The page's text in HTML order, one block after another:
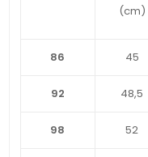
(cm)
86 45
92 48,5
98 52